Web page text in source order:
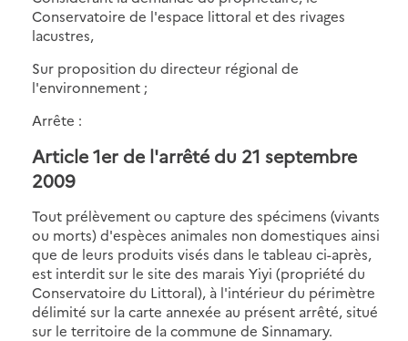
Conservatoire de l'espace littoral et des rivages
lacustres,
Sur proposition du directeur régional de
l'environnement ;
Arrête :
Article 1er de l'arrêté du 21 septembre
2009
Tout prélèvement ou capture des spécimens (vivants
ou morts) d'espèces animales non domestiques ainsi
que de leurs produits visés dans le tableau ci-après,
est interdit sur le site des marais Yiyi (propriété du
Conservatoire du Littoral), à l'intérieur du périmètre
délimité sur la carte annexée au présent arrêté, situé
sur le territoire de la commune de Sinnamary.